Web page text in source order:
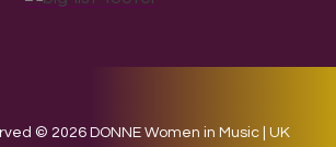
© 2026 DONNE Women in Music | UK